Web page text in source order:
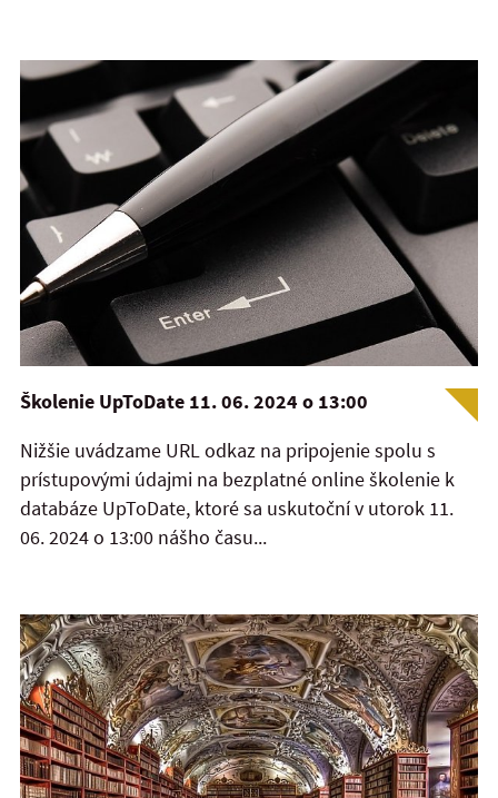
Školenie UpToDate 11. 06. 2024 o 13:00
Nižšie uvádzame URL odkaz na pripojenie spolu s
prístupovými údajmi na bezplatné online školenie k
databáze UpToDate, ktoré sa uskutoční v utorok 11.
06. 2024 o 13:00 nášho času...